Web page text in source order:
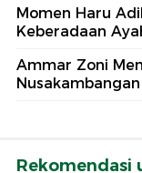
Momen Haru
Keberadaan
Ammar Zoni
Nusakambangan
Rekomendasi